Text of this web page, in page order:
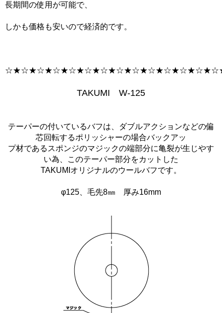
長期間の使用が可能で、
しかも価格も安いので経済的です。
TAKUMI W-125
テーパーの付いているバフは、ダブルアクションなどの偏
芯回転するポリッシャーの場合バックアッ
プ材であるスポンジのマジックの端部分に亀裂が生じやす
い為、このテーパー部分をカットした
TAKUMIオリジナルのウールバフです。
φ125、毛先8㎜ 厚み16mm